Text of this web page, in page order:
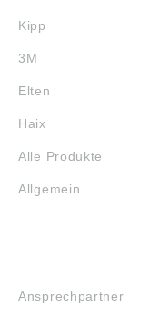
Kipp
3M
Elten
Haix
Alle Produkte
Allgemein
Ansprechpartner